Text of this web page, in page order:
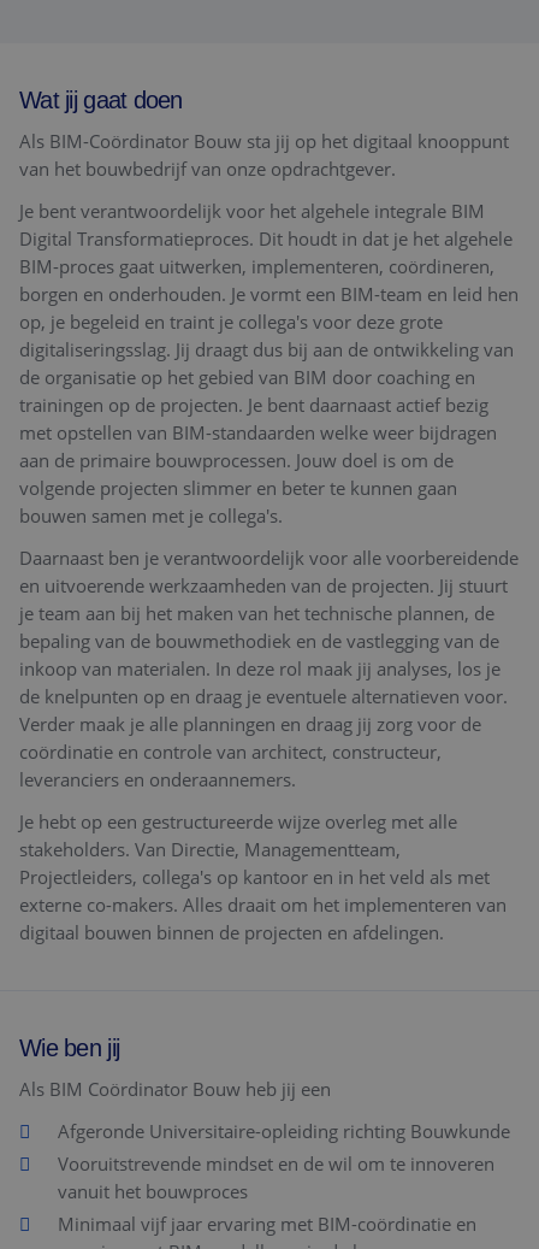
Wat jij gaat doen
Als BIM-Coördinator Bouw sta jij op het digitaal knooppunt
van het bouwbedrijf van onze opdrachtgever.
Je bent verantwoordelijk voor het algehele integrale BIM
Digital Transformatieproces. Dit houdt in dat je het algehele
BIM-proces gaat uitwerken, implementeren, coördineren,
borgen en onderhouden. Je vormt een BIM-team en leid hen
op, je begeleid en traint je collega's voor deze grote
digitaliseringsslag. Jij draagt dus bij aan de ontwikkeling van
de organisatie op het gebied van BIM door coaching en
trainingen op de projecten. Je bent daarnaast actief bezig
met opstellen van BIM-standaarden welke weer bijdragen
aan de primaire bouwprocessen. Jouw doel is om de
volgende projecten slimmer en beter te kunnen gaan
bouwen samen met je collega's.
Daarnaast ben je verantwoordelijk voor alle voorbereidende
en uitvoerende werkzaamheden van de projecten. Jij stuurt
je team aan bij het maken van het technische plannen, de
bepaling van de bouwmethodiek en de vastlegging van de
inkoop van materialen. In deze rol maak jij analyses, los je
de knelpunten op en draag je eventuele alternatieven voor.
Verder maak je alle planningen en draag jij zorg voor de
coördinatie en controle van architect, constructeur,
leveranciers en onderaannemers.
Je hebt op een gestructureerde wijze overleg met alle
stakeholders. Van Directie, Managementteam,
Projectleiders, collega's op kantoor en in het veld als met
externe co-makers. Alles draait om het implementeren van
digitaal bouwen binnen de projecten en afdelingen.
Wie ben jij
Als BIM Coördinator Bouw heb jij een
Afgeronde Universitaire-opleiding richting Bouwkunde
Vooruitstrevende mindset en de wil om te innoveren
vanuit het bouwproces
Minimaal vijf jaar ervaring met BIM-coördinatie en